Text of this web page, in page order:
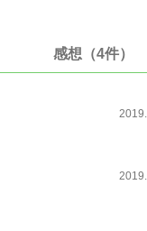
感想（4件）